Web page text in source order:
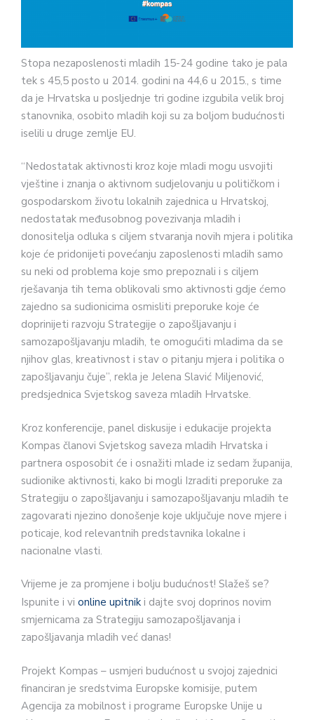
Stopa nezaposlenosti mladih 15-24 godine tako je pala
tek s 45,5 posto u 2014. godini na 44,6 u 2015., s time
da je Hrvatska u posljednje tri godine izgubila velik broj
stanovnika, osobito mladih koji su za boljom budućnosti
iselili u druge zemlje EU.
“Nedostatak aktivnosti kroz koje mladi mogu usvojiti
vještine i znanja o aktivnom sudjelovanju u političkom i
gospodarskom životu lokalnih zajednica u Hrvatskoj,
nedostatak međusobnog povezivanja mladih i
donositelja odluka s ciljem stvaranja novih mjera i politika
koje će pridonijeti povećanju zaposlenosti mladih samo
su neki od problema koje smo prepoznali i s ciljem
rješavanja tih tema oblikovali smo aktivnosti gdje ćemo
zajedno sa sudionicima osmisliti preporuke koje će
doprinijeti razvoju Strategije o zapošljavanju i
samozapošljavanju mladih, te omogućiti mladima da se
njihov glas, kreativnost i stav o pitanju mjera i politika o
zapošljavanju čuje”, rekla je Jelena Slavić Miljenović,
predsjednica Svjetskog saveza mladih Hrvatske.
Kroz konferencije, panel diskusije i edukacije projekta
Kompas članovi Svjetskog saveza mladih Hrvatska i
partnera osposobit će i osnažiti mlade iz sedam županija,
sudionike aktivnosti, kako bi mogli Izraditi preporuke za
Strategiju o zapošljavanju i samozapošljavanju mladih te
zagovarati njezino donošenje koje uključuje nove mjere i
poticaje, kod relevantnih predstavnika lokalne i
nacionalne vlasti.
Vrijeme je za promjene i bolju budućnost! Slažeš se?
Ispunite i vi online upitnik i dajte svoj doprinos novim
smjernicama za Strategiju samozapošljavanja i
zapošljavanja mladih već danas!
Projekt Kompas – usmjeri budućnost u svojoj zajednici
financiran je sredstvima Europske komisije, putem
Agencija za mobilnost i programe Europske Unije u